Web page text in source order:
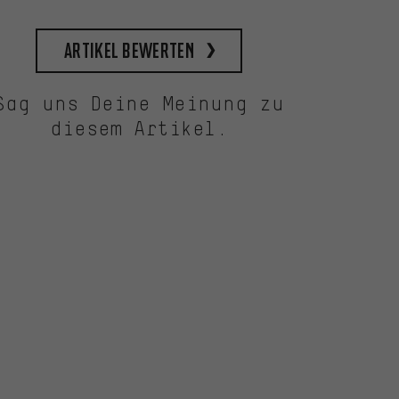
Artikel bewerten
uns Deine Meinung zu
diesem Artikel.